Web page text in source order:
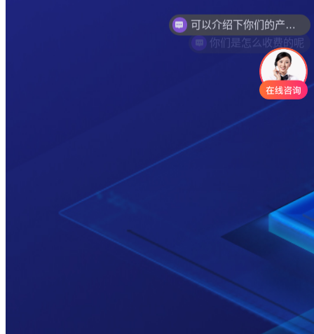
你们是怎么收费的呢